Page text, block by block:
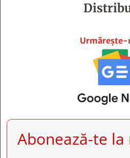
Urmărește-
Abonează-te